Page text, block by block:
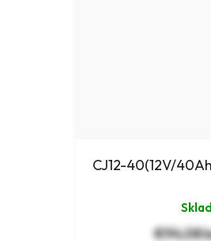
CJ12-40(12V/
€94,08